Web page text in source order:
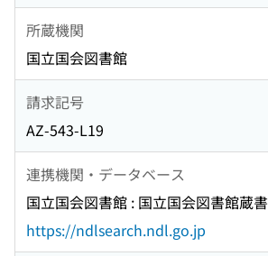
所蔵機関
国立国会図書館
請求記号
AZ-543-L19
連携機関・データベース
国立国会図書館 : 国立国会図書館蔵書
https://ndlsearch.ndl.go.jp